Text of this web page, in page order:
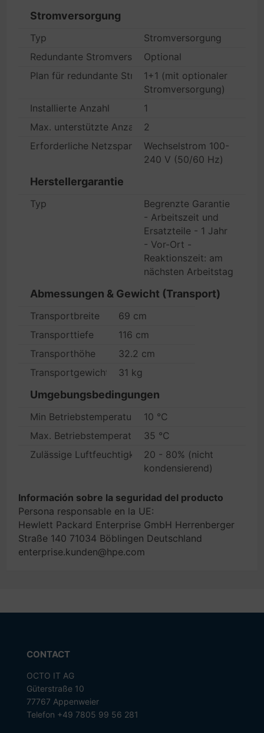
Stromversorgung
Typ
Stromversorgung
Redundante StromversorgungOptional
Plan für redundante Stromversorgung
1+1 (mit optionaler
Stromversorgung)
Installierte Anzahl
1
Max. unterstützte Anzahl
2
Erforderliche NetzspannungWechselstrom 100-
240 V (50/60 Hz)
Herstellergarantie
Typ
Begrenzte Garantie
- Arbeitszeit und
Ersatzteile - 1 Jahr
- Vor-Ort -
Reaktionszeit: am
nächsten Arbeitstag
Abmessungen & Gewicht (Transport)
Transportbreite
69 cm
Transporttiefe
116 cm
Transporthöhe
32.2 cm
Transportgewicht
31 kg
Umgebungsbedingungen
Min Betriebstemperatur
10 °C
Max. Betriebstemperatur
35 °C
Zulässige Luftfeuchtigkeit im Betrieb
20 - 80% (nicht
kondensierend)
Información sobre la seguridad del producto
Persona responsable en la UE:
Hewlett Packard Enterprise GmbH Herrenberger
Straße 140 71034 Böblingen Deutschland
enterprise.kunden@hpe.com
CONTACT
OCTO IT AG
Güterstraße 10
77767 Appenweier
Telefon +49 7805 99 56 281